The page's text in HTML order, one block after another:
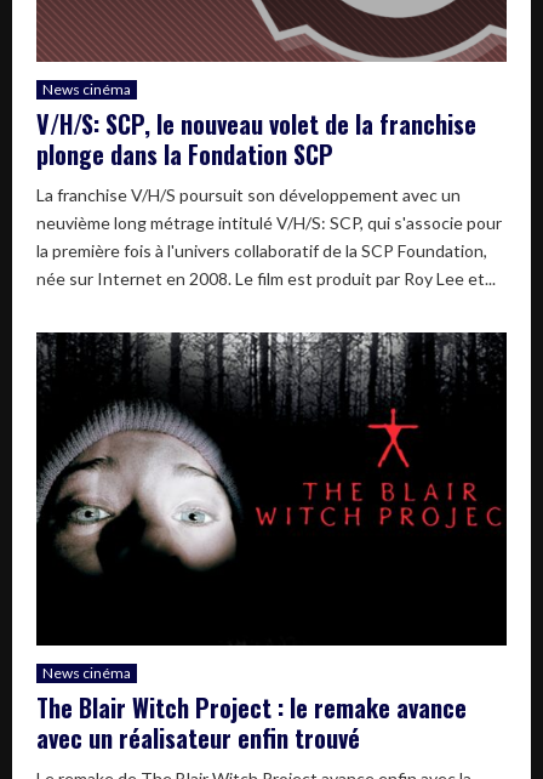
News cinéma
V/H/S: SCP, le nouveau volet de la franchise
plonge dans la Fondation SCP
La franchise V/H/S poursuit son développement avec un
neuvième long métrage intitulé V/H/S: SCP, qui s'associe pour
la première fois à l'univers collaboratif de la SCP Foundation,
née sur Internet en 2008. Le film est produit par Roy Lee et...
News cinéma
The Blair Witch Project : le remake avance
avec un réalisateur enfin trouvé